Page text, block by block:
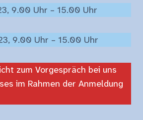
9.00 Uhr – 15.00 Uhr
9.00 Uhr – 15.00 Uhr
zum Vorgespräch bei uns
im Rahmen der Anmeldung